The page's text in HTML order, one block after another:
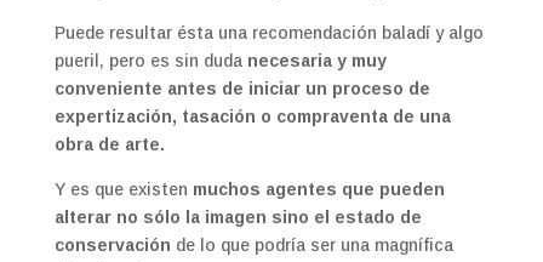
Puede resultar ésta una recomendación baladí y algo
pueril, pero es sin duda necesaria y muy
conveniente antes de iniciar un proceso de
expertización, tasación o compraventa de una
obra de arte.
Y es que existen muchos agentes que pueden
alterar no sólo la imagen sino el estado de
conservación de lo que podría ser una magnífica